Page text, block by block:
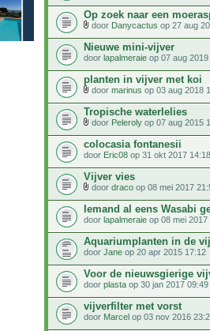
Op zoek naar een
door Danycactus op 27 aug
Nieuwe mini-vijver
door lapalmeraie op 07 aug
planten in vijver met koi
door marinus op 03 aug 2018
Tropische waterlelies
door Peleroly op 07 aug 2015
colocasia fontanesii
door Eric08 op 31 okt 2017 14:18
Vijver vies
door draco op 08 mei 2017
Iemand al eens Wasabi
door lapalmeraie op 08 mei 2017
Aquariumplanten in de
door Jane op 20 apr 2015 17:12
Voor de nieuwsgierige
door plasta op 30 jan 2017 09:49
vijverfilter met vorst
door Marcel op 03 nov 2016